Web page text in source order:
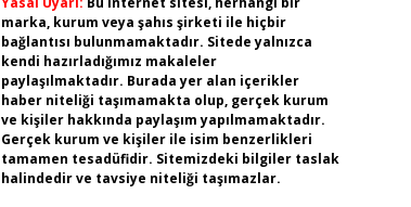
marka, kurum veya şahıs şirketi ile hiçbir
bağlantısı bulunmamaktadır. Sitede yalnızca
kendi hazırladığımız makaleler
paylaşılmaktadır. Burada yer alan içerikler
haber niteliği taşımamakta olup, gerçek kurum
ve kişiler hakkında paylaşım yapılmamaktadır.
Gerçek kurum ve kişiler ile isim benzerlikleri
tamamen tesadüfidir. Sitemizdeki bilgiler taslak
halindedir ve tavsiye niteliği taşımazlar.